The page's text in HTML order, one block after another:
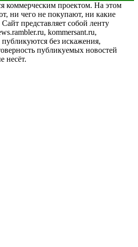
коммерческим проектом. На этом
ни чего не покупают, ни какие
представляет собой ленту
kommersant.ru,
без искажения,
публикуемых новостей
несёт.